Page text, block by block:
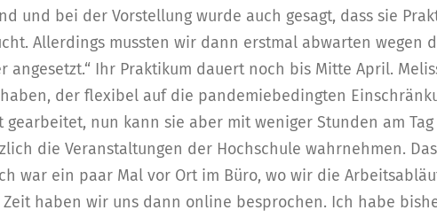
und bei der Vorstellung wurde auch gesagt, dass sie
Allerdings mussten wir dann erstmal abwarten wegen
angesetzt.“ Ihr Praktikum dauert noch bis Mitte April.
der flexibel auf die pandemiebedingten
gearbeitet, nun kann sie aber mit weniger Stunden am
die Veranstaltungen der Hochschule wahrnehmen.
war ein paar Mal vor Ort im Büro, wo wir die
haben wir uns dann online besprochen. Ich habe